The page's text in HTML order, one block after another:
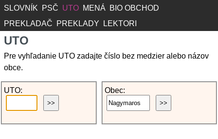
SLOVNÍK PSČ UTO MENÁ
BIO OBCHOD
PREKLADAČ
PREKLADY LEKTORI
UTO
Pre vyhľadanie UTO zadajte číslo bez medzier alebo názov
obce.
UTO: Obec: